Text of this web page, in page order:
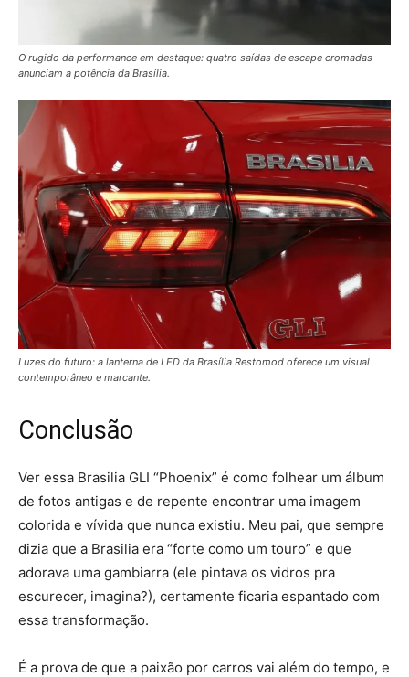
O rugido da performance em destaque: quatro saídas de escape cromadas
anunciam a potência da Brasília.
Luzes do futuro: a lanterna de LED da Brasília Restomod oferece um visual
contemporâneo e marcante.
Conclusão
Ver essa Brasilia GLI “Phoenix” é como folhear um álbum
de fotos antigas e de repente encontrar uma imagem
colorida e vívida que nunca existiu. Meu pai, que sempre
dizia que a Brasilia era “forte como um touro” e que
adorava uma gambiarra (ele pintava os vidros pra
escurecer, imagina?), certamente ficaria espantado com
essa transformação.
É a prova de que a paixão por carros vai além do tempo, e